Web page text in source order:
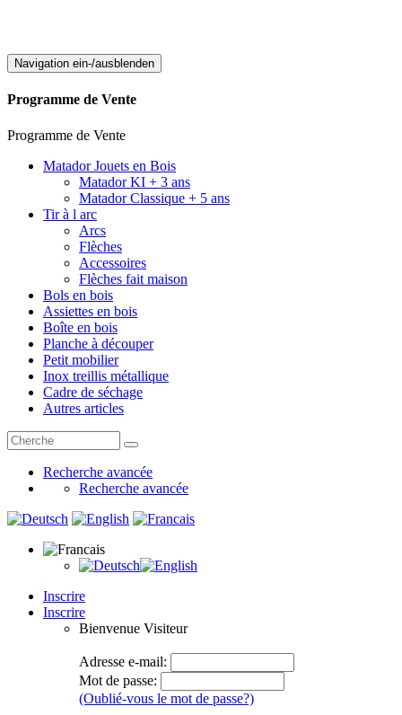
Navigation ein-/ausblenden
Programme de Vente
Programme de Vente
Matador Jouets en Bois
Matador KI + 3 ans
Matador Classique + 5 ans
Tir à l arc
Arcs
Flèches
Accessoires
Flèches fait maison
Bols en bois
Assiettes en bois
Boîte en bois
Planche à découper
Petit mobilier
Inox treillis métallique
Cadre de séchage
Autres articles
Recherche avancée
Recherche avancée
Inscrire
Inscrire
Bienvenue Visiteur
Adresse e-mail:
Mot de passe:
(Oublié-vous le mot de passe?)